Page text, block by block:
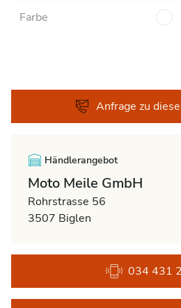
Farbe
Anfrage zu
Händlerangebot
Moto Meile GmbH
Rohrstrasse 56
3507 Biglen
034 431